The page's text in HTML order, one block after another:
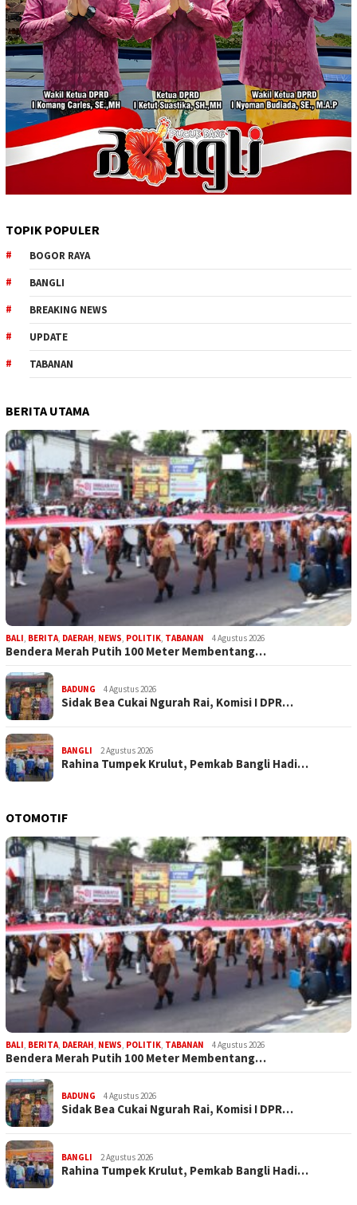
TOPIK POPULER
BOGOR RAYA
BANGLI
BREAKING NEWS
UPDATE
TABANAN
BERITA UTAMA
BALI, BERITA, DAERAH, NEWS, POLITIK, TABANAN 4 Agustus 2026
Bendera Merah Putih 100 Meter Membentang…
BADUNG 4 Agustus 2026
Sidak Bea Cukai Ngurah Rai, Komisi I DPR…
BANGLI 2 Agustus 2026
Rahina Tumpek Krulut, Pemkab Bangli Hadi…
OTOMOTIF
BALI, BERITA, DAERAH, NEWS, POLITIK, TABANAN 4 Agustus 2026
Bendera Merah Putih 100 Meter Membentang…
BADUNG 4 Agustus 2026
Sidak Bea Cukai Ngurah Rai, Komisi I DPR…
BANGLI 2 Agustus 2026
Rahina Tumpek Krulut, Pemkab Bangli Hadi…